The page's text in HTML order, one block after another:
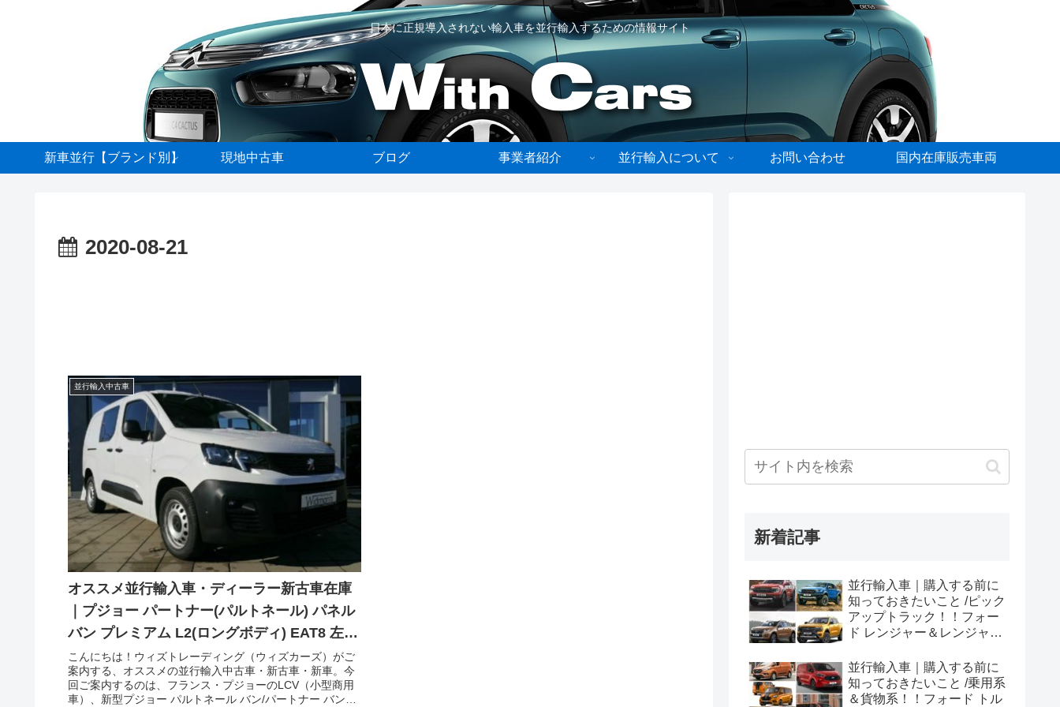
日本に正規導入されない輸入車を並行輸入するための情報サイト
新車並行【ブランド別】 現地中古車 ブログ 事業者紹介 並行輸入について お問い合わせ 国内在庫販売車両
2020-08-21
並行輸入中古車
オススメ並行輸入車・ディーラー新古車在庫
｜プジョー パートナー(パルトネール) パネル
バン プレミアム L2(ロングボディ) EAT8 左ハ
ンドル
こんにちは！ウィズトレーディング（ウィズカーズ）がご
案内する、オススメの並行輸入中古車・新古車・新車。今
回ご案内するのは、フランス・プジョーのLCV（小型商用
車）、新型プジョー パルトネール バン/パートナー バン
新着記事
並行輸入車｜購入する前に
知っておきたいこと /ピック
アップトラック！！フォー
ド レンジャー＆レンジャー
め！
並行輸入車｜購入する前に
知っておきたいこと /乗用系
＆貨物系！！フォード トル